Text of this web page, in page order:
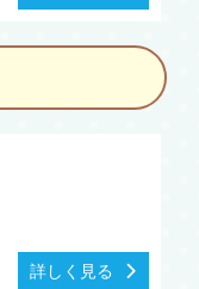
詳しく見る